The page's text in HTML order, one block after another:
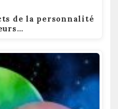
de la personnalité